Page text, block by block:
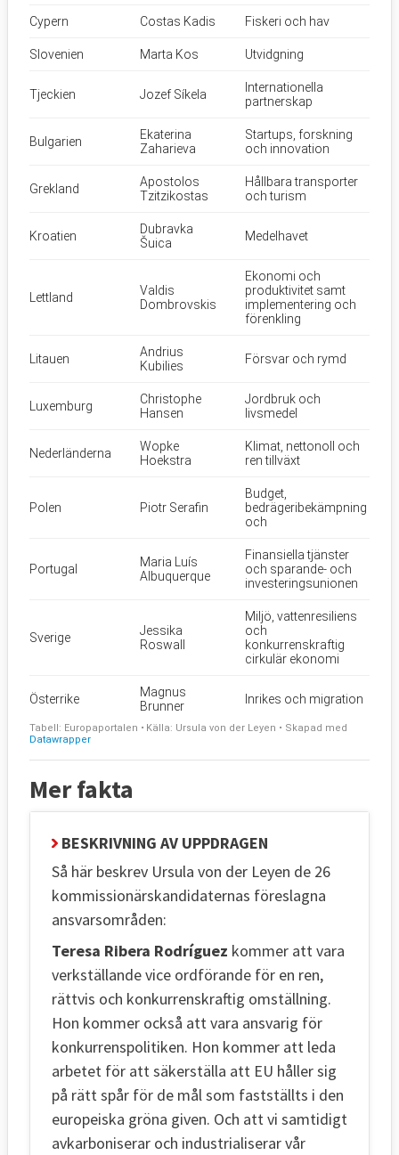
Mer fakta
BESKRIVNING AV UPPDRAGEN
Så här beskrev Ursula von der Leyen de 26
kommissionärskandidaternas föreslagna
ansvarsområden:
Teresa Ribera Rodríguez kommer att vara
verkställande vice ordförande för en ren,
rättvis och konkurrenskraftig omställning.
Hon kommer också att vara ansvarig för
konkurrenspolitiken. Hon kommer att leda
arbetet för att säkerställa att EU håller sig
på rätt spår för de mål som fastställts i den
europeiska gröna given. Och att vi samtidigt
avkarboniserar och industrialiserar vår